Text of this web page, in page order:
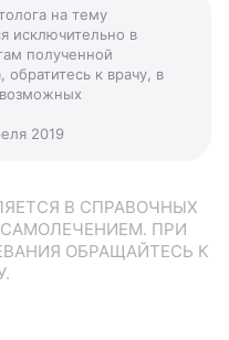
на тему
исключительно в
полученной
обратитесь к врачу, в
2019
В СПРАВОЧНЫХ
ПРИ
ОБРАЩАЙТЕСЬ К